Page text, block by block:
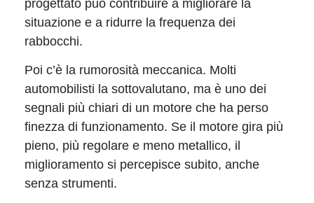
progettato può contribuire a migliorare la
situazione e a ridurre la frequenza dei
rabbocchi.
Poi c’è la rumorosità meccanica. Molti
automobilisti la sottovalutano, ma è uno dei
segnali più chiari di un motore che ha perso
finezza di funzionamento. Se il motore gira più
pieno, più regolare e meno metallico, il
miglioramento si percepisce subito, anche
senza strumenti.